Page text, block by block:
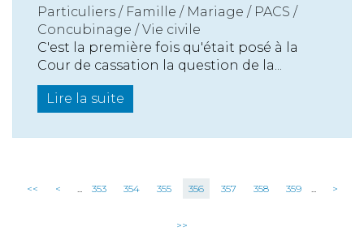
Particuliers / Famille / Mariage / PACS /
Concubinage / Vie civile
C'est la première fois qu'était posé à la
Cour de cassation la question de la...
Lire la suite
<< < 353 354 355 356 357 358 359 >
>>